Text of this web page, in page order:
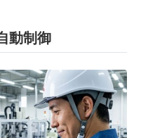
動制御